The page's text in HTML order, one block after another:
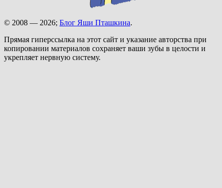
© 2008 — 2026; Блог Яши Пташкина.
Прямая гиперссылка на этот сайт и указание авторства при
копировании материалов сохраняет ваши зубы в целости и
укрепляет нервную систему.